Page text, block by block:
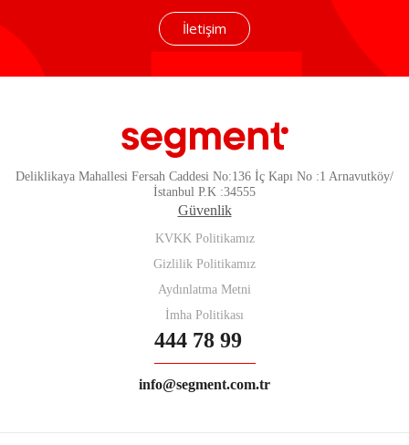
İletişim
Deliklikaya Mahallesi Fersah Caddesi No:136 İç Kapı No :1 Arnavutköy/
İstanbul P.K :34555
Güvenlik
KVKK Politikamız
Gizlilik Politikamız
Aydınlatma Metni
İmha Politikası
444 78 99
info@segment.com.tr